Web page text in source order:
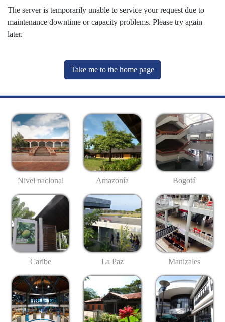
The server is temporarily unable to service your request due to
maintenance downtime or capacity problems. Please try again
later.
Take me to the home page
Nivel nacional Amazonía Bogotá
Caribe La Paz Manizales